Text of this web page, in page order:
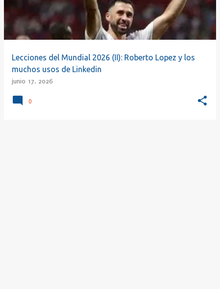
a
a
Lecciones del Mundial 2026 (II): Roberto Lopez y los
muchos usos de Linkedin
junio 17, 2026
0